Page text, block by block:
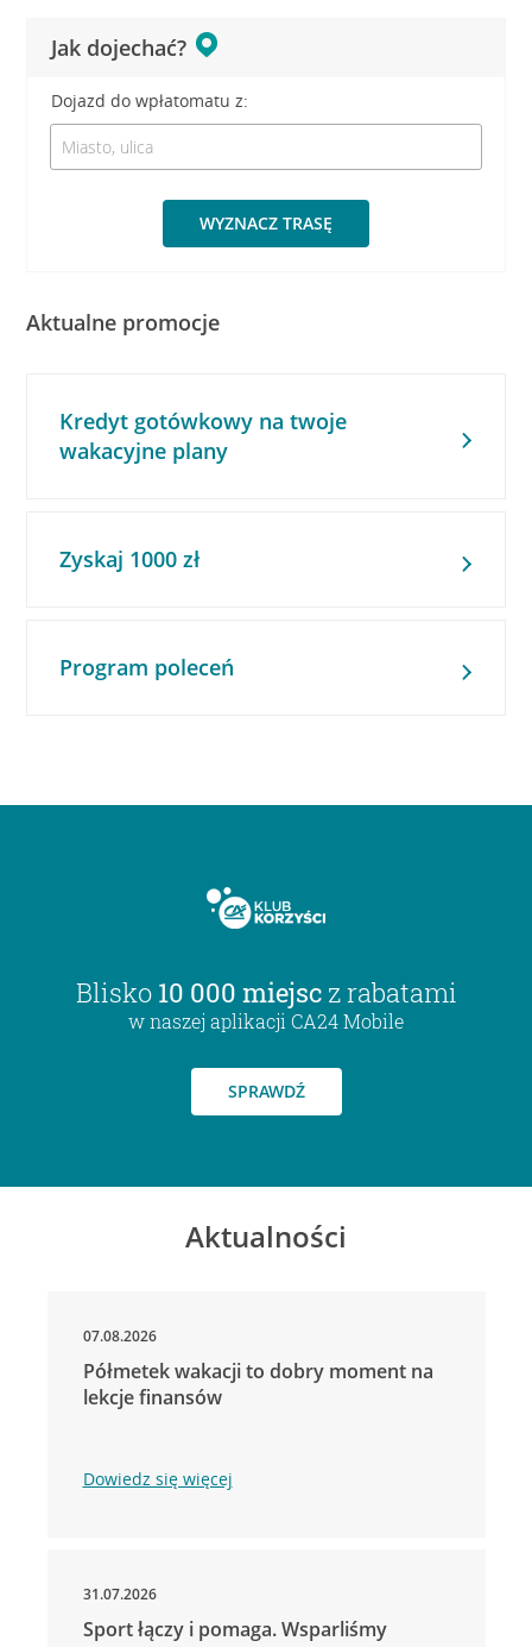
Jak dojechać?
Dojazd do wpłatomatu z:
WYZNACZ TRASĘ
Aktualne promocje
Kredyt gotówkowy na twoje
wakacyjne plany
Zyskaj 1000 zł
Program poleceń
Blisko 10 000 miejsc z rabatami
w naszej aplikacji CA24 Mobile
SPRAWDŹ
Aktualności
07.08.2026
Półmetek wakacji to dobry moment na
lekcje finansów
Dowiedz się więcej
31.07.2026
Sport łączy i pomaga. Wsparliśmy